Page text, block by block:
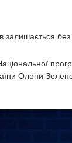
без
Олени